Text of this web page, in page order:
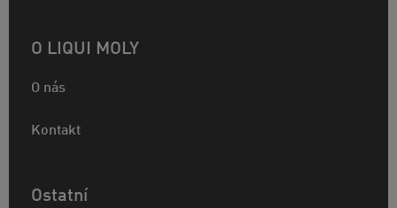
O LIQUI MOLY
O nás
Kontakt
Ostatní